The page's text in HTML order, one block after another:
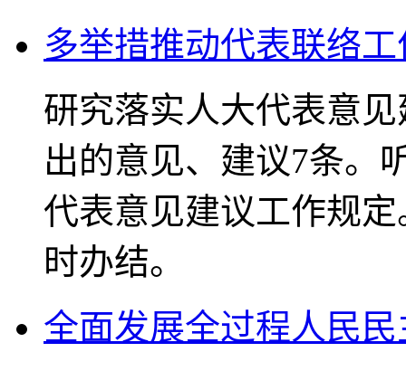
多举措推动代表联络
研究落实人大代表意
出的意见、建议7条。
代表意见建议工作规
时办结。
全面发展全过程人民